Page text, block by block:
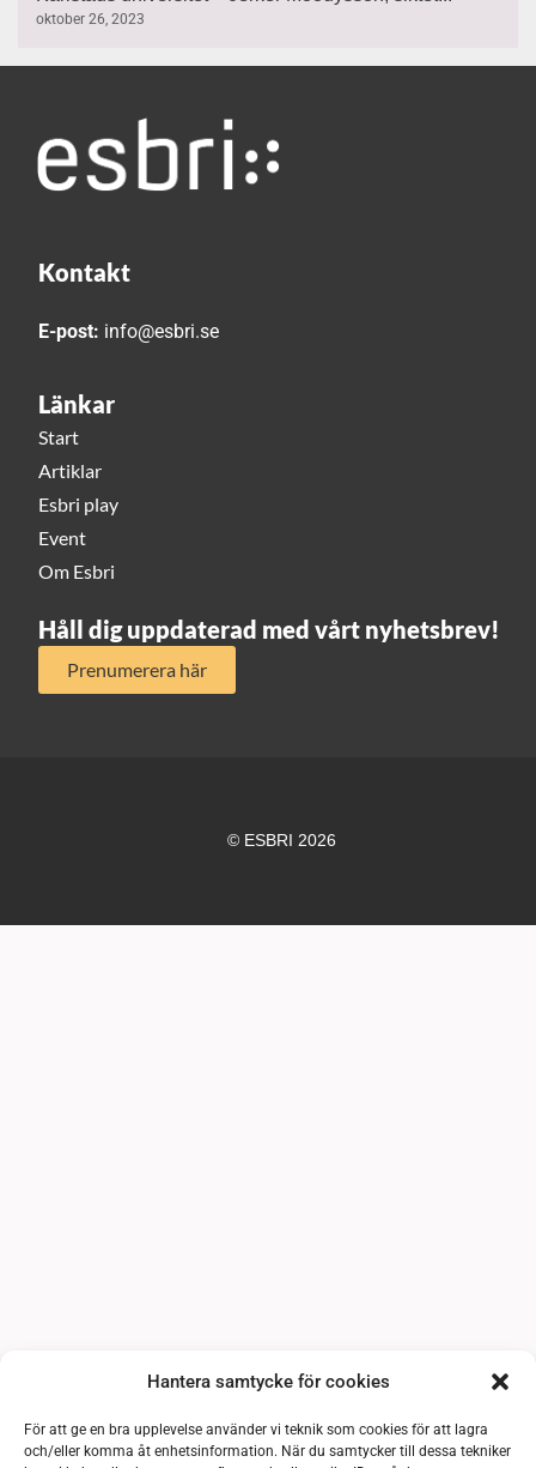
Hantera samtycke för cookies
För att ge en bra upplevelse använder vi teknik som cookies för att lagra
och/eller komma åt enhetsinformation. När du samtycker till dessa tekniker
oktober 26, 2023
Kontakt
E-post: info@esbri.se
Länkar
Start
Artiklar
Esbri play
Event
Om Esbri
Håll dig uppdaterad med vårt nyhetsbrev!
Prenumerera här
© ESBRI 2026